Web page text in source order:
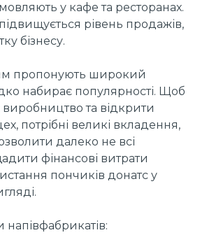
у кафе та ресторанах.
рівень продажів,
бізнесу.
пропонують широкий
набирає популярності. Щоб
виробництво та відкрити
потрібні великі вкладення,
далеко не всі
фінансові витрати
пончиків донатс у